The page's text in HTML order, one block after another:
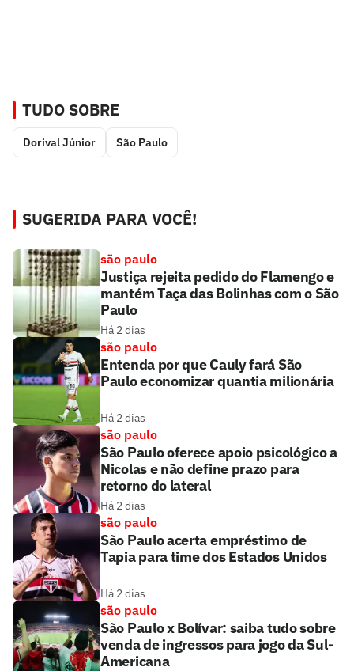
TUDO SOBRE
Dorival Júnior São Paulo
SUGERIDA PARA VOCÊ!
são paulo
Justiça rejeita pedido do Flamengo e
mantém Taça das Bolinhas com o São
Paulo
Há 2 dias
são paulo
Entenda por que Cauly fará São
Paulo economizar quantia milionária
Há 2 dias
são paulo
São Paulo oferece apoio psicológico a
Nicolas e não define prazo para
retorno do lateral
Há 2 dias
são paulo
São Paulo acerta empréstimo de
Tapia para time dos Estados Unidos
Há 2 dias
são paulo
São Paulo x Bolívar: saiba tudo sobre
venda de ingressos para jogo da Sul-
Americana